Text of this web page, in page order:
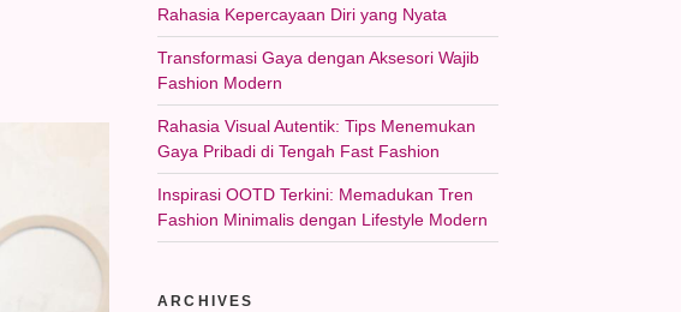
Rahasia Kepercayaan Diri yang Nyata
Transformasi Gaya dengan Aksesori Wajib
Fashion Modern
Rahasia Visual Autentik: Tips Menemukan
Gaya Pribadi di Tengah Fast Fashion
Inspirasi OOTD Terkini: Memadukan Tren
Fashion Minimalis dengan Lifestyle Modern
ARCHIVES